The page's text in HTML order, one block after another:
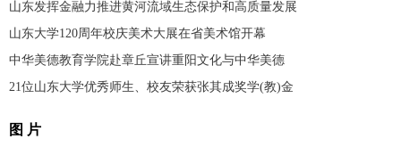
山东发挥金融力推进黄河流域生态保护和高质量发展
山东大学120周年校庆美术大展在省美术馆开幕
中华美德教育学院赴章丘宣讲重阳文化与中华美德
21位山东大学优秀师生、校友荣获张其成奖学(教)金
图 片